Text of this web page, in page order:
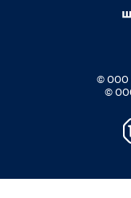
© ООО
©